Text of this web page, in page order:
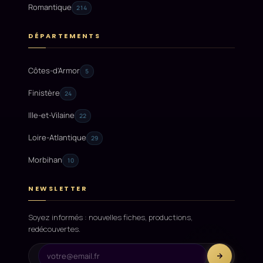
Romantique 214
DÉPARTEMENTS
Côtes-d'Armor 5
Finistère 24
Ille-et-Vilaine 22
Loire-Atlantique 29
Morbihan 10
NEWSLETTER
Soyez informés : nouvelles fiches, productions,
redécouvertes.